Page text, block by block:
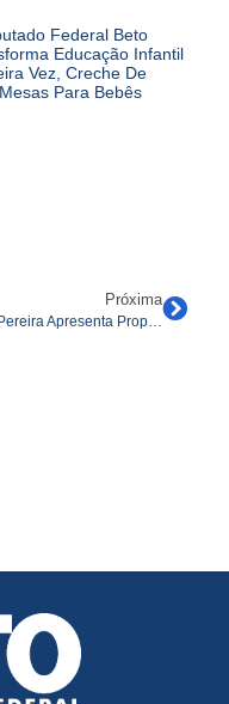
Federal Beto
Educação Infantil
Vez, Creche De
Para Bebês
Próxima
Beto Pereira Apresenta Propostas Para Transformar A Região Do Segredo